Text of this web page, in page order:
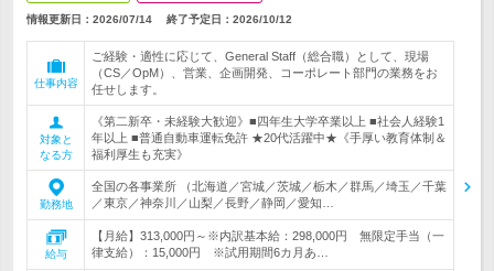
情報更新日：2026/07/14 終了予定日： 2026/10/12
仕事内容
ご経験・適性に応じて、General Staff（総合職）として、現場
（CS／OpM）、営業、企画開発、コーポレート部門の業務をお
任せします。
対象と
なる方
《第二新卒・未経験大歓迎》■四年生大学卒業以上 ■社会人経験1
年以上 ■普通自動車運転免許 ★20代活躍中★《手厚い教育体制＆
福利厚生も充実》
勤務地
全国の各事業所 （北海道／宮城／茨城／栃木／群馬／埼玉／千葉
／東京／神奈川／山梨／長野／静岡／愛知…
給与
【月給】313,000円～※内訳基本給：298,000円 無限定手当（一
律支給）：15,000円 ※試用期間6カ月あ…